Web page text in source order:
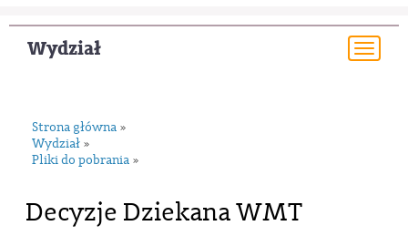
Wydział
Strona główna »
Wydział »
Pliki do pobrania »
Decyzje Dziekana WMT